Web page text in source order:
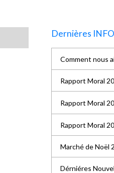
Dernières
Comment nous
Rapport Moral
Rapport Moral
Rapport Moral
Marché de Noël
Dérniéres